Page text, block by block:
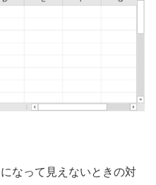
なって見えないときの対